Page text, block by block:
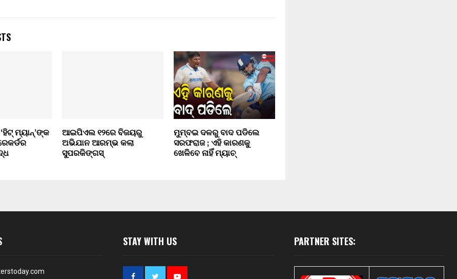
ମ୍ୟାନ୍’ଙ୍କ ଆଇପିଏଲ ୧୨ରେ ବିଜୟରୁ
ଅଭିଯାନ ଆରମ୍ଭ କଲା
ସୁପରକିଙ୍ଗସ୍
ମୁମ୍ବଇ ଦଳରୁ ବାଦ ପଡିଲେ
ସରଫରାଜ ; ଏହି କାରଣକୁ
ଖେଳିବେ ନାହିଁ ମ୍ୟାଚ୍
STAY WITH US PARTNER SITES: